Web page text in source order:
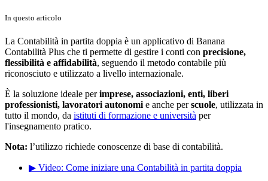
In questo articolo
La Contabilità in partita doppia è un applicativo di Banana
Contabilità Plus che ti permette di gestire i conti con precisione,
flessibilità e affidabilità, seguendo il metodo contabile più
riconosciuto e utilizzato a livello internazionale.
È la soluzione ideale perimprese, associazioni, enti, liberi
professionisti, lavoratori autonomi e anche perscuole, utilizzata in
tutto il mondo, da istituti di formazione e università per
l'insegnamento pratico.
Nota: l’utilizzo richiede conoscenze di base di contabilità.
▶ Video: Come iniziare una Contabilità in partita doppia